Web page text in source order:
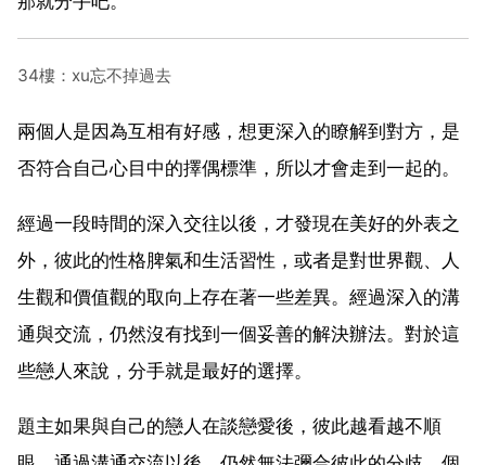
34樓：xu忘不掉過去
兩個人是因為互相有好感，想更深入的瞭解到對方，是
否符合自己心目中的擇偶標準，所以才會走到一起的。
經過一段時間的深入交往以後，才發現在美好的外表之
外，彼此的性格脾氣和生活習性，或者是對世界觀、人
生觀和價值觀的取向上存在著一些差異。經過深入的溝
通與交流，仍然沒有找到一個妥善的解決辦法。對於這
些戀人來說，分手就是最好的選擇。
題主如果與自己的戀人在談戀愛後，彼此越看越不順